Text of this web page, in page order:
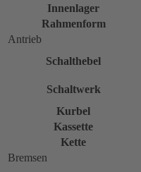
Innenlager
Rahmenform
Antrieb
Schalthebel
Schaltwerk
Kurbel
Kassette
Kette
Bremsen